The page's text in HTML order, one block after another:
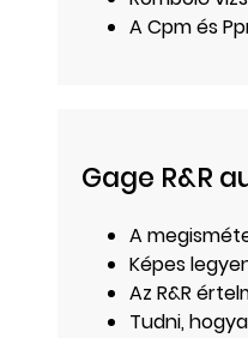
A Cpm és
Gage R&R
A
Képes
Az R&R
Tudni,